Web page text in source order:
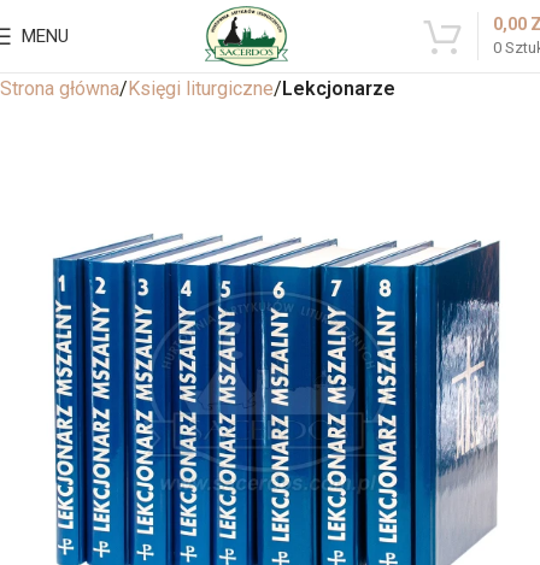
MENU
0
0,00
Strona główna Księgi liturgiczne Lekcjonarze